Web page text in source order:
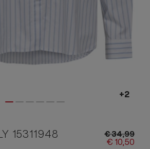
15311948 €34,99
€ 10,50